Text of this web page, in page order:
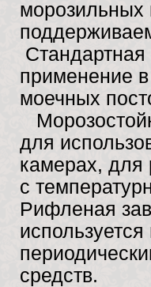
морозильных
применение
моечных
для
камерах, для
с
Рифленая
средств.